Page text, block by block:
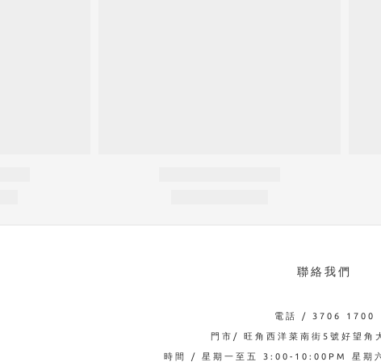
聯絡我們
電話 / 3706 1700
門市/ 旺角西洋菜南街5號好望角
時間 / 星期一至五 3:00-10:00PM 星期